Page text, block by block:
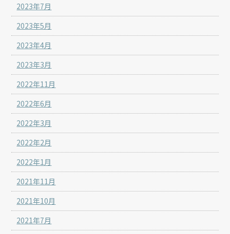
2023年7月
2023年5月
2023年4月
2023年3月
2022年11月
2022年6月
2022年3月
2022年2月
2022年1月
2021年11月
2021年10月
2021年7月